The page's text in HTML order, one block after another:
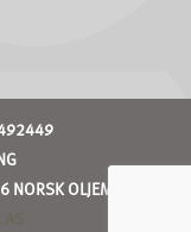
OLJEMUSEUM